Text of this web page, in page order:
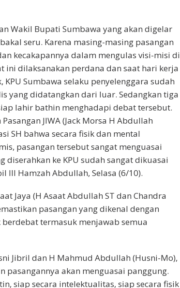
Wakil Bupati Sumbawa yang akan digelar
seru. Karena masing-masing pasangan
kecakapannya dalam mengulas visi-misi di
ini dilaksanakan perdana dan saat hari kerja
Sumbawa selaku penyelenggara sudah
yang didatangkan dari luar. Sedangkan tiga
lahir bathin menghadapi debat tersebut.
JIWA (Jack Morsa H Abdullah
SH bahwa secara fisik dan mental
pasangan tersebut sangat menguasai
diserahkan ke KPU sudah sangat dikuasai
III Hamzah Abdullah, Selasa (6/10).
Jaya (H Asaat Abdullah ST dan Chandra
pasangan yang dikenal dengan
termasuk menjawab semua
Jibril dan H Mahmud Abdullah (Husni-Mo),
pasangannya akan menguasai panggung.
siap secara intelektualitas, siap secara fisik